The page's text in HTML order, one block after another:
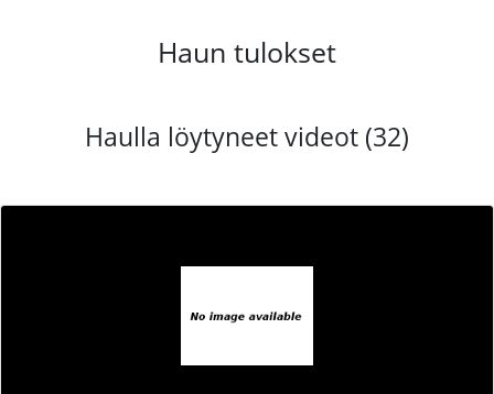
Haun tulokset
Haulla löytyneet videot (32)